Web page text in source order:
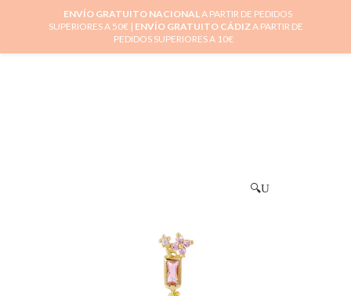
🔍
ENVÍO GRATUITO NACIONALA PARTIR DE PEDIDOS
SUPERIORES A 50€ | ENVÍO GRATUITO CÁDIZA PARTIR DE
PEDIDOS SUPERIORES A 10€